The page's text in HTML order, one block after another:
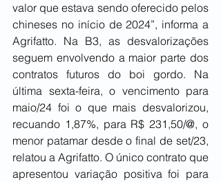
valor que estava sendo oferecido pelos
chineses no início de 2024”, informa a
Agrifatto. Na B3, as desvalorizações
seguem envolvendo a maior parte dos
contratos futuros do boi gordo. Na
última sexta-feira, o vencimento para
maio/24 foi o que mais desvalorizou,
recuando 1,87%, para R$ 231,50/@, o
menor patamar desde o final de set/23,
relatou a Agrifatto. O único contrato que
apresentou variação positiva foi para